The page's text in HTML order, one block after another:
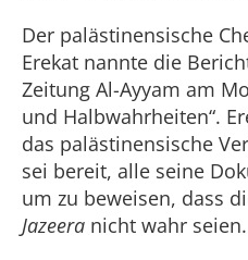
Der palästinensische
Erekat nannte die
Zeitung Al-Ayyam am
und Halbwahrheiten“.
das palästinensische
sei bereit, alle seine
um zu beweisen, dass
Jazeera nicht wahr seien.